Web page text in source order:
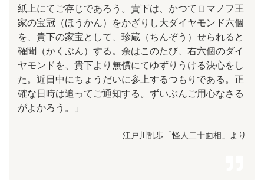
紙上にてご存じであろう。貴下は、かつてロマノフ王
家の宝冠（ほうかん）をかざりし大ダイヤモンド六個
を、貴下の家宝として、珍蔵（ちんぞう）せられると
確聞（かくぶん）する。余はこのたび、右六個のダイ
ヤモンドを、貴下より無償にてゆずりうける決心をし
た。近日中にちょうだいに参上するつもりである。正
確な日時は追ってご通知する。ずいぶんご用心なさる
がよかろう。」
江戸川乱歩「怪人二十面相」より